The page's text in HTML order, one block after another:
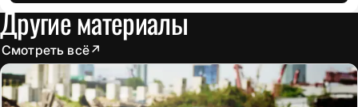
Другие материалы
Смотреть всё↗